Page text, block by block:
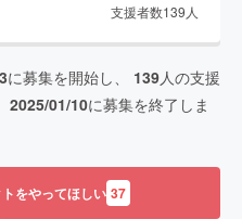
支援者数139 人
に募集を開始し、 139人の支援
2025/01/10に募集を終了しま
をやってほしい 37